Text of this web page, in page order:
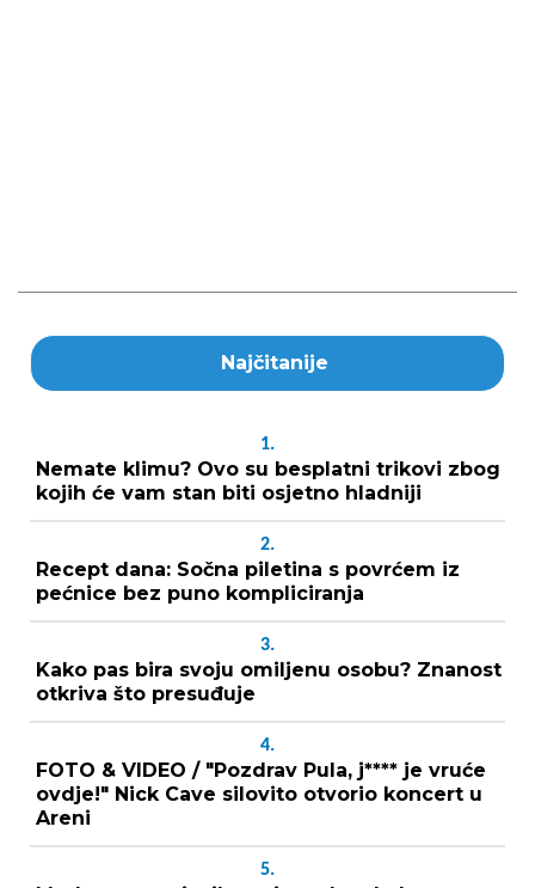
Najčitanije
1.
Nemate klimu? Ovo su besplatni trikovi zbog
kojih će vam stan biti osjetno hladniji
2.
Recept dana: Sočna piletina s povrćem iz
pećnice bez puno kompliciranja
3.
Kako pas bira svoju omiljenu osobu? Znanost
otkriva što presuđuje
4.
FOTO & VIDEO / "Pozdrav Pula, j**** je vruće
ovdje!" Nick Cave silovito otvorio koncert u
Areni
5.